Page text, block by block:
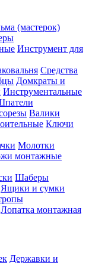
(мастерок)
Инструмент для
Средства
Домкраты и
Инструментальные
Валики
Ключи
Молотки
монтажные
Шаберы
Ящики и сумки
Лопатка монтажная
Державки и